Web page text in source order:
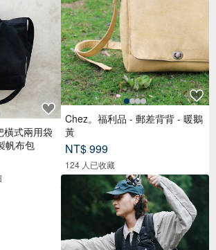
橫式兩用袋
帆布包
Chez。福利品 - 郵差背背 - 暖鵝
黃
NT$ 999
124 人已收藏